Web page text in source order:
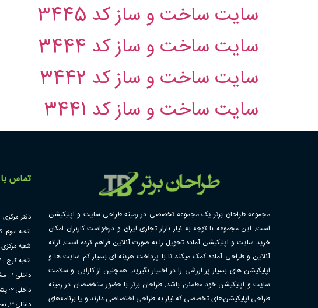
سایت ساخت و ساز کد 3445
سایت ساخت و ساز کد 3444
سایت ساخت و ساز کد 3442
سایت ساخت و ساز کد 3441
مجموعه طراحان برتر یک مجموعه تخصصی در زمینه طراحی سایت و اپلیکیشن
است. این مجموعه با توجه به نیاز بازار تجاری ایران و درخواست کاربران امکان
خرید سایت و اپلیکیشن آماده تحویل را به صورت آنلاین فراهم کرده است. ارائه
آنلاین و طراحی آماده کمک میکند تا با پرداخت هزینه ای بسیار کم سایت ها و
اپلیکیشن های بسیار پر ارزشی را در اختیار بگیرید. همچنین از کارایی و سلامت
سایت و اپلیکیشن خود مطمئن باشد. طراحان برتر با حضور متخصصان در زمینه
طراحی اپلیکیشن‌های تخصصی که نیاز به طراحی اختصاصی دارند و یا برنامه‌های
تماس
دفتر
شعبه سوم:
شعبه مرکزی : 91303801-
شعبه کرج : 32528717-026
داخلی 1 : مشاوره و ثبت سفارش
داخلی 2: پشتیبانی محصولات
داخلی 3: بخش تبلیغات محیطی